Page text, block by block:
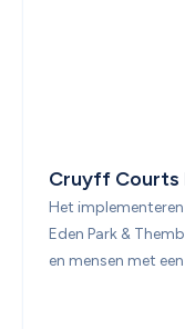
Cruyff Courts
Het
Eden Park &
en mensen met